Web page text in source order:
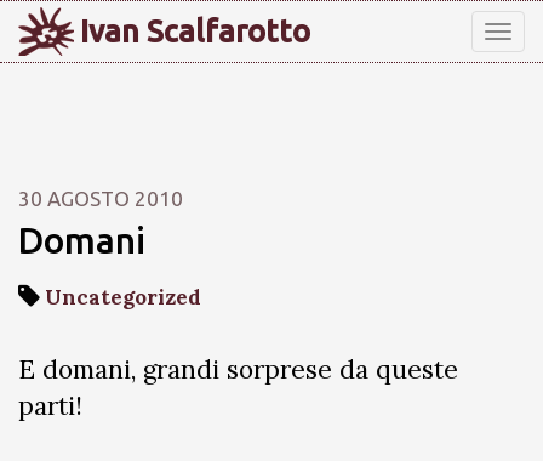
Ivan Scalfarotto
30 AGOSTO 2010
Domani
Uncategorized
E domani, grandi sorprese da queste
parti!